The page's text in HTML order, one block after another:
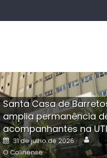
Santa Casa de
amplia permanência
acompanhantes na UTI
Posted
on
31 de julho de 2026
O Colinense